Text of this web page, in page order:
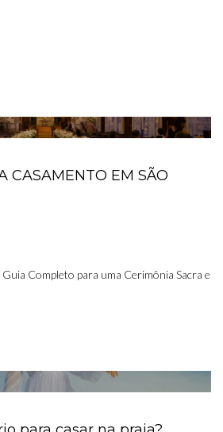
CASAMENTO EM SÃO
Completo para uma Cerimônia Sacra e